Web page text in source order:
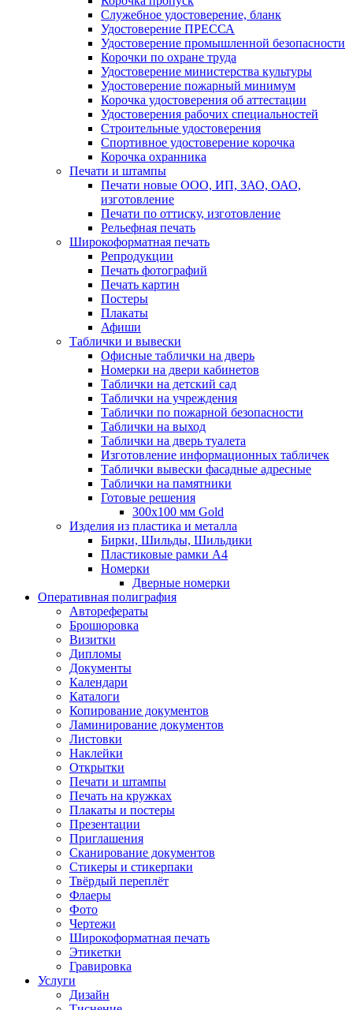
Служебное удостоверение, бланк
Удостоверение ПРЕССА
Удостоверение промышленной безопасности
Корочки по охране труда
Удостоверение министерства культуры
Удостоверение пожарный минимум
Корочка удостоверения об аттестации
Удостоверения рабочих специальностей
Строительные удостоверения
Спортивное удостоверение корочка
Корочка охранника
Печати и штампы
Печати новые ООО, ИП, ЗАО, ОАО,
изготовление
Печати по оттиску, изготовление
Рельефная печать
Широкоформатная печать
Репродукции
Печать фотографий
Печать картин
Постеры
Плакаты
Афиши
Таблички и вывески
Офисные таблички на дверь
Номерки на двери кабинетов
Таблички на детский сад
Таблички на учреждения
Таблички по пожарной безопасности
Таблички на выход
Таблички на дверь туалета
Изготовление информационных табличек
Таблички вывески фасадные адресные
Таблички на памятники
Готовые решения
300x100 мм Gold
Изделия из пластика и металла
Бирки, Шильды, Шильдики
Пластиковые рамки А4
Номерки
Дверные номерки
Оперативная полиграфия
Авторефераты
Брошюровка
Визитки
Дипломы
Документы
Календари
Каталоги
Копирование документов
Ламинирование документов
Листовки
Наклейки
Открытки
Печати и штампы
Печать на кружках
Плакаты и постеры
Презентации
Приглашения
Сканирование документов
Стикеры и стикерпаки
Твёрдый переплёт
Флаеры
Фото
Чертежи
Широкоформатная печать
Этикетки
Гравировка
Услуги
Дизайн